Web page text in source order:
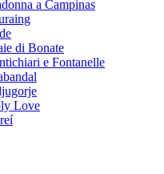
a Campinas
di Bonate
e Fontanelle
Love